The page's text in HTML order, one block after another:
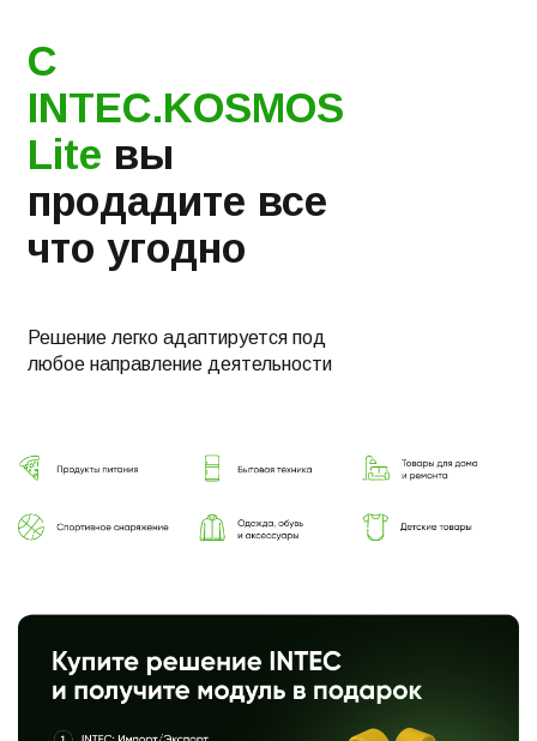
С
INTEC.KOSMOS
Lite вы
продадите все
что угодно
Решение легко адаптируется под
любое направление деятельности